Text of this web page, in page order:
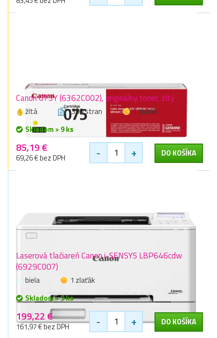
Canon 075Y (6362C002), originálny toner, žltý
žltá 1300 stran
1 zlaťák
Skladom > 9 ks
85,19 €
69,26 € bez DPH - + DO KOŠÍKA
Laserová tlačiareň Canon i-SENSYS LBP646cdw
(6929C007)
biela
1 zlaťák
Skladom > 9 ks
199,22 €
161,97 € bez DPH - + DO KOŠÍKA